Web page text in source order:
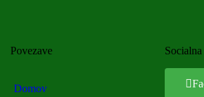
Povezave
Domov